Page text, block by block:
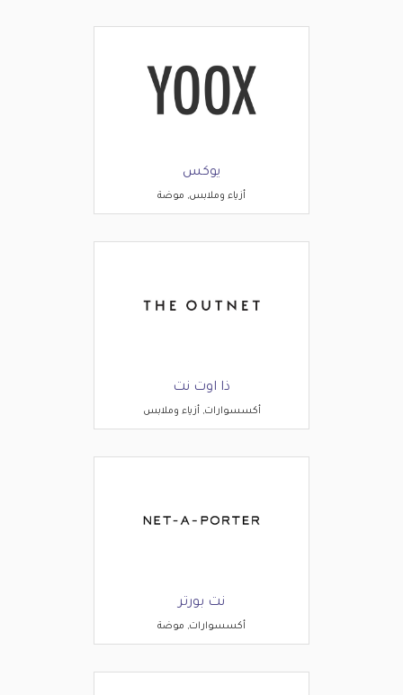
يوكس
أزياء وملابس, موضة
ذا اوت نت
أكسسوارات, أزياء وملابس
نت بورتر
أكسسوارات, موضة